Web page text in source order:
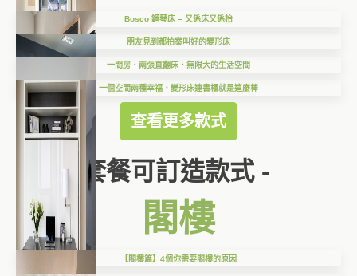
Bosco 鋼琴床 – 又係床又係枱
朋友見到都拍案叫好的變形床
一間房．兩張直翻床．無限大的生活空間
一個空間兩種幸福，變形床連書櫃就是這麼棒
查看更多款式
套餐可訂造款式 -
閣樓
【閣樓篇】4個你需要閣樓的原因